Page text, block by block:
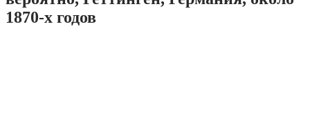
1870-х годов